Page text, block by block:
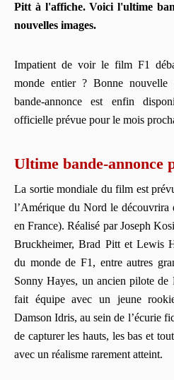
Pitt à l'affiche. Voici l'ultime
nouvelles images.
Impatient de voir le film F1
monde entier ? Bonne
bande-annonce est enfin
officielle prévue pour le mois
Ultime bande-annonce
La sortie mondiale du film est
l’Amérique du Nord le
en France). Réalisé par Joseph
Bruckheimer, Brad Pitt et Lewis
du monde de F1, entre autres
Sonny Hayes, un ancien pilote
fait équipe avec un jeune
Damson Idris, au sein de l’écurie
de capturer les hauts, les bas et
avec un réalisme rarement atteint.